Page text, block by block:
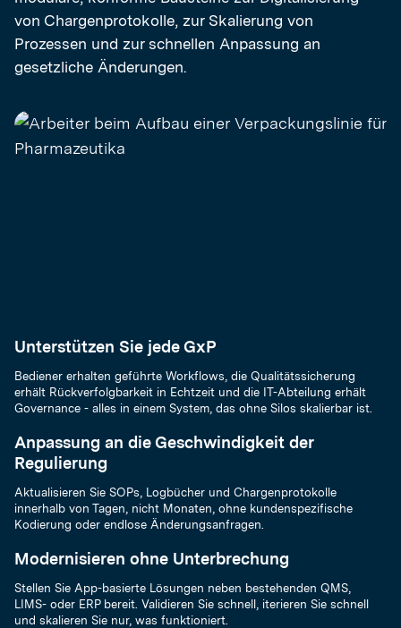
von Chargenprotokolle, zur Skalierung von
Prozessen und zur schnellen Anpassung an
gesetzliche Änderungen.
Unterstützen Sie jede GxP
Bediener erhalten geführte Workflows, die Qualitätssicherung
erhält Rückverfolgbarkeit in Echtzeit und die IT-Abteilung erhält
Governance - alles in einem System, das ohne Silos skalierbar ist.
Anpassung an die Geschwindigkeit der
Regulierung
Aktualisieren Sie SOPs, Logbücher und Chargenprotokolle
innerhalb von Tagen, nicht Monaten, ohne kundenspezifische
Kodierung oder endlose Änderungsanfragen.
Modernisieren ohne Unterbrechung
Stellen Sie App-basierte Lösungen neben bestehenden QMS,
LIMS- oder ERP bereit. Validieren Sie schnell, iterieren Sie schnell
und skalieren Sie nur, was funktioniert.